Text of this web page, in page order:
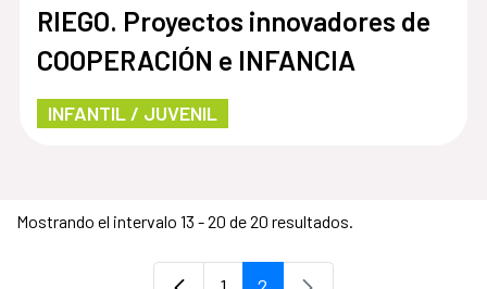
RIEGO. Proyectos innovadores de
COOPERACIÓN e INFANCIA
INFANTIL / JUVENIL
Mostrando el intervalo 13 - 20 de 20 resultados.